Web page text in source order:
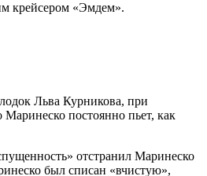
крейсером «Эмдем».
Льва Курникова, при
Маринеско постоянно пьет, как
отстранил Маринеско
был списан «вчистую»,